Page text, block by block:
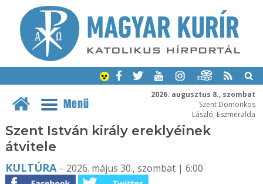
2026. augusztus 8., szombat
Szent Domonkos
László, Eszmeralda
Menü
Szent István király ereklyéinek
átvitele
KULTÚRA– 2026. május 30., szombat | 6:00